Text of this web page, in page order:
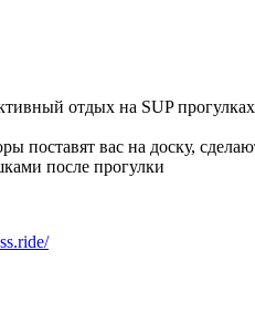
отдых на SUP
поставят вас на доску,
после прогулки